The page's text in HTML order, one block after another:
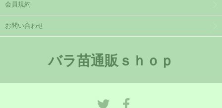
会員規約
お問い合わせ
バラ苗通販ｓｈｏｐ